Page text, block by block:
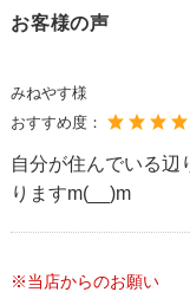
お客様の声
みねやす様
おすすめ度：
自分が住んでいる辺
りますm(__)m
※当店からのお願い